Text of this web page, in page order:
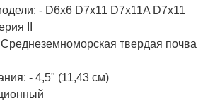
- D6x6 D7x11 D7x11A D7x11
II
твердая почва
- 4,5" (11,43 см)